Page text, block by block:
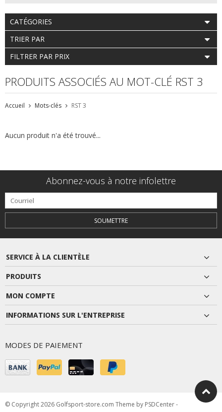
CATÉGORIES
TRIER PAR
FILTRER PAR PRIX
PRODUITS ASSOCIÉS AU MOT-CLÉ RST 3
Accueil Mots-clés RST 3
Aucun produit n'a été trouvé...
Abonnez-vous à notre infolettre
SOUMETTRE
SERVICE À LA CLIENTÈLE
PRODUITS
MON COMPTE
INFORMATIONS SUR L'ENTREPRISE
MODES DE PAIEMENT
© Copyright 2026 Golfsport-store.com Theme by PSDCenter-